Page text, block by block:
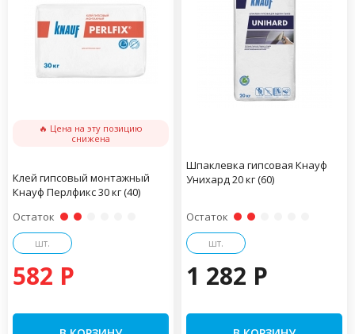
🔥 Цена на эту позицию
снижена
Клей гипсовый монтажный
Кнауф Перлфикс 30 кг (40)
Остаток
шт.
582 P
Шпаклевка гипсовая Кнауф
Унихард 20 кг (60)
Остаток
шт.
1 282 P